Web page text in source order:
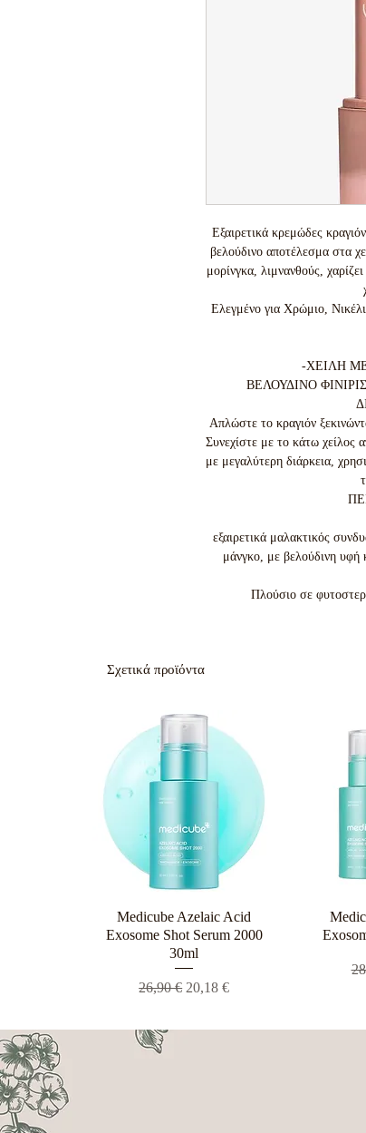
Εξαιρετικά κρεμώδες
βελούδινο αποτέλεσμα στα
μορίνγκα, λιμνανθούς,
Ελεγμένο για Χρώμιο,
-ΧΕΙΛΗ
ΒΕΛΟΥΔΙΝΟ
Απλώστε το κραγιόν
Συνεχίστε με το κάτω χείλος
με μεγαλύτερη διάρκεια,
εξαιρετικά μαλακτικός
μάνγκο, με βελούδινη υφή
Πλούσιο σε
Σχετικά προϊόντα
Γρήγορη προβολή
Medicube Azelaic Acid
Exosome Shot Serum 2000
30ml
Κανονική τιμή
26,90 € Τιμή Έκπτωσης
20,18 €